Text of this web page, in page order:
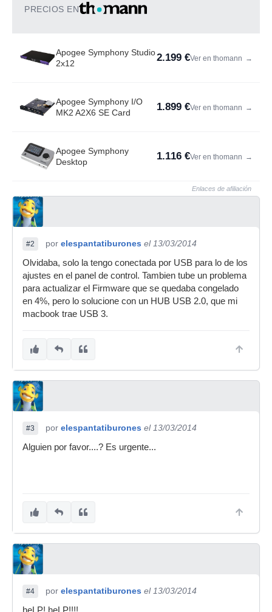
PRECIOS EN
Apogee Symphony Studio
2x12
2.199 €Ver en thomann →
Apogee Symphony I/O
MK2 A2X6 SE Card
1.899 €Ver en thomann →
Apogee Symphony
Desktop
1.116 €Ver en thomann →
Enlaces de afiliación
#2 por elespantatiburones el 13/03/2014
Olvidaba, solo la tengo conectada por USB para lo de los
ajustes en el panel de control. Tambien tube un problema
para actualizar el Firmware que se quedaba congelado
en 4%, pero lo solucione con un HUB USB 2.0, que mi
macbook trae USB 3.
#3 por elespantatiburones el 13/03/2014
Alguien por favor....? Es urgente...
#4 por elespantatiburones el 13/03/2014